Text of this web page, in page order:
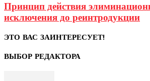
Принцип действия
исключения до реинтродукции
ЭТО ВАС ЗАИНТЕРЕСУЕТ!
ВЫБОР РЕДАКТОРА